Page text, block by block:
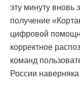
эту минуту вновь
получение
цифровой
корректное
команд
России